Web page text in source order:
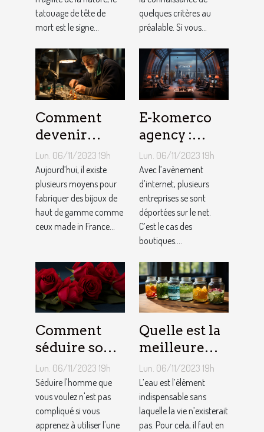
tatouage de tête de
mort est le signe...
quelques critères au
préalable. Si vous...
Comment
devenir
bijoutier-
joaillier ?
Lun. 06/11/2023 19h
Aujourd’hui, il existe
plusieurs moyens pour
fabriquer des bijoux de
haut de gamme comme
ceux made in France...
E-komerco
agency :
qu’est-ce que
c’est ?
Lun. 06/11/2023 19h
Avec l’avènement
d’internet, plusieurs
entreprises se sont
déportées sur le net.
C’est le cas des
boutiques....
Comment
séduire son
homme ?
Lun. 06/11/2023 19h
Séduire l'homme que
vous voulez n'est pas
compliqué si vous
apprenez à utiliser l'une
Quelle est la
meilleure
quantité
d’eau qu’il
faut au
quotidien ?
Lun. 06/11/2023 19h
L’eau est l’élément
indispensable sans
laquelle la vie n’existerait
pas. Pour cela, il faut en